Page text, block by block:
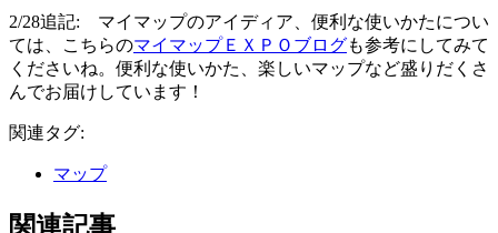
2/28追記: マイマップのアイディア、便利な使いかたについ
ては、こちらのマイマップＥＸＰＯブログも参考にしてみて
くださいね。便利な使いかた、楽しいマップなど盛りだくさ
んでお届けしています！
関連タグ:
マップ
関連記事